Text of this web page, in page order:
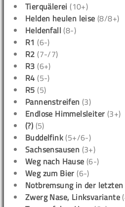
Tierquälerei (10+)
Helden heulen leise (8/8+)
Heldenfall (8-)
R1 (6-)
R2 (7-/7)
R3 (6+)
R4 (5-)
R5 (5)
Pannenstreifen (3)
Endlose Himmelsleiter (3+)
(?) (5)
Buddelfink (5+/6-)
Sachsensausen (3+)
Weg nach Hause (6-)
Weg zum Bier (6-)
Notbremsung in der
Zwerg Nase, Linksvariante